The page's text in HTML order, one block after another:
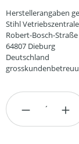
Herstellerangaben
Stihl Vetriebszentrale
Robert-Bosch-
64807 Dieburg
Deutschland
Produkt